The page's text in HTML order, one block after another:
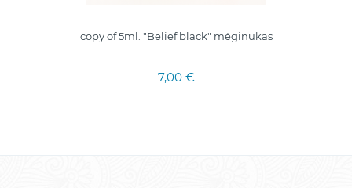
copy of 5ml. "Belief black" mėginukas
7,00 €